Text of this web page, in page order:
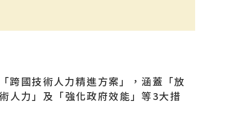
跨國技術人力精進方案」，涵蓋「放
人力」及「強化政府效能」等3大措